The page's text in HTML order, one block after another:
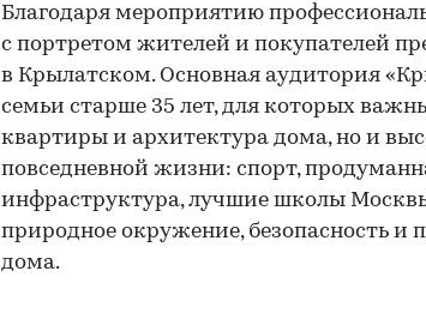
00:00
Благодаря мероприятию
с портретом жителей и покупателей
в Крылатском. Основная аудитория
семьи старше 35 лет, для которых
квартиры и архитектура дома, но и
повседневной жизни: спорт,
инфраструктура, лучшие школы
природное окружение, безопасность и
дома.